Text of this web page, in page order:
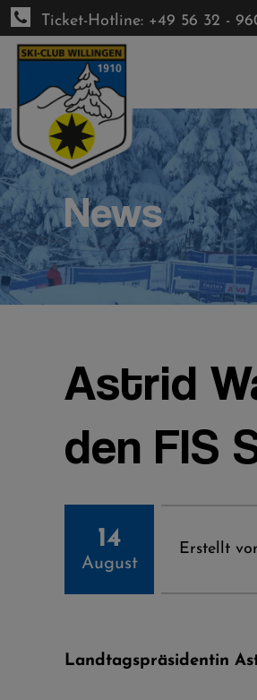
Direkt
zum
Inhalt
Ticket-Hotline: +49 56 32 -
News
Astrid
den FIS
14
August
Erstellt
Landtagspräsidentin